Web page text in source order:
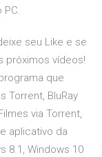
seu Like e se
próximos vídeos!
que
Torrent, BluRay
via Torrent,
aplicativo da
8.1, Windows 10